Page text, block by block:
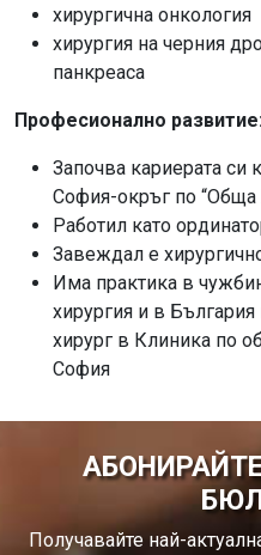
хирургична онкология
хирургия на черния
панкреаса
Професионално
Започва кариерата си
София-окръг по
Работил като
Завеждал е
Има практика в
хирургия и в
хирург в Клиника по
София
Получавайте най-